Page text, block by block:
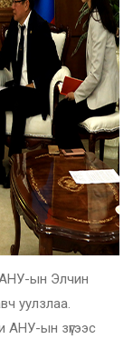
АНУ-ын Элчин
уулзлаа.
АНУ-ын зүгээс